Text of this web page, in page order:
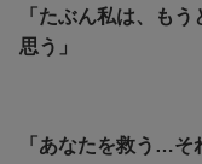
「たぶん私は、も
思う」
「あなたを救う…そ